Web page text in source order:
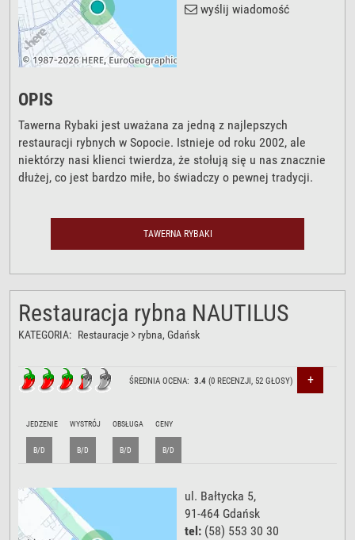
wyślij wiadomość
OPIS
Tawerna Rybaki jest uważana za jedną z najlepszych
restauracji rybnych w Sopocie. Istnieje od roku 2002, ale
niektórzy nasi klienci twierdza, że stołują się u nas znacznie
dłużej, co jest bardzo miłe, bo świadczy o pewnej tradycji.
TAWERNA RYBAKI
Restauracja rybna NAUTILUS
KATEGORIA: Restauracje rybna, Gdańsk
ŚREDNIA OCENA:3.4 (0 RECENZJI, 52 GŁOSY) +
JEDZENIE
B/D
WYSTRÓJ
B/D
OBSŁUGA
B/D
CENY
B/D
ul. Bałtycka 5,
91-464 Gdańsk
tel: (58) 553 30 30